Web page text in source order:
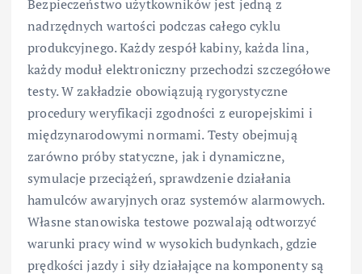
Bezpieczeństwo użytkowników jest jedną z
nadrzędnych wartości podczas całego cyklu
produkcyjnego. Każdy zespół kabiny, każda lina,
każdy moduł elektroniczny przechodzi szczegółowe
testy. W zakładzie obowiązują rygorystyczne
procedury weryfikacji zgodności z europejskimi i
międzynarodowymi normami. Testy obejmują
zarówno próby statyczne, jak i dynamiczne,
symulacje przeciążeń, sprawdzenie działania
hamulców awaryjnych oraz systemów alarmowych.
Własne stanowiska testowe pozwalają odtworzyć
warunki pracy wind w wysokich budynkach, gdzie
prędkości jazdy i siły działające na komponenty są